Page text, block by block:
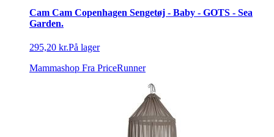
Cam Cam Copenhagen Sengetøj - Baby - GOTS - Sea
Garden.
295,20 kr.På lager
Mammashop Fra PriceRunner